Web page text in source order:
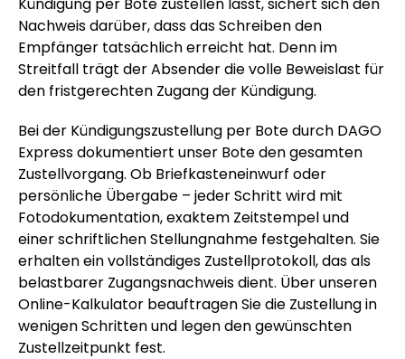
Nachweis darüber, dass das Schreiben den
Empfänger tatsächlich erreicht hat. Denn im
Streitfall trägt der Absender die volle Beweislast für
den fristgerechten Zugang der Kündigung.
Bei der Kündigungszustellung per Bote durch DAGO
Express dokumentiert unser Bote den gesamten
Zustellvorgang. Ob Briefkasteneinwurf oder
persönliche Übergabe – jeder Schritt wird mit
Fotodokumentation, exaktem Zeitstempel und
einer schriftlichen Stellungnahme festgehalten. Sie
erhalten ein vollständiges Zustellprotokoll, das als
belastbarer Zugangsnachweis dient. Über unseren
Online-Kalkulator beauftragen Sie die Zustellung in
wenigen Schritten und legen den gewünschten
Zustellzeitpunkt fest.